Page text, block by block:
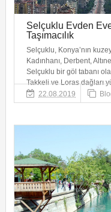
Selçuklu Evden
Taşımacılık
Selçuklu, Konya’nın
Kadınhanı, Derbent,
Selçuklu bir göl tabanı
Takkeli ve Loras dağları
22.08.2019